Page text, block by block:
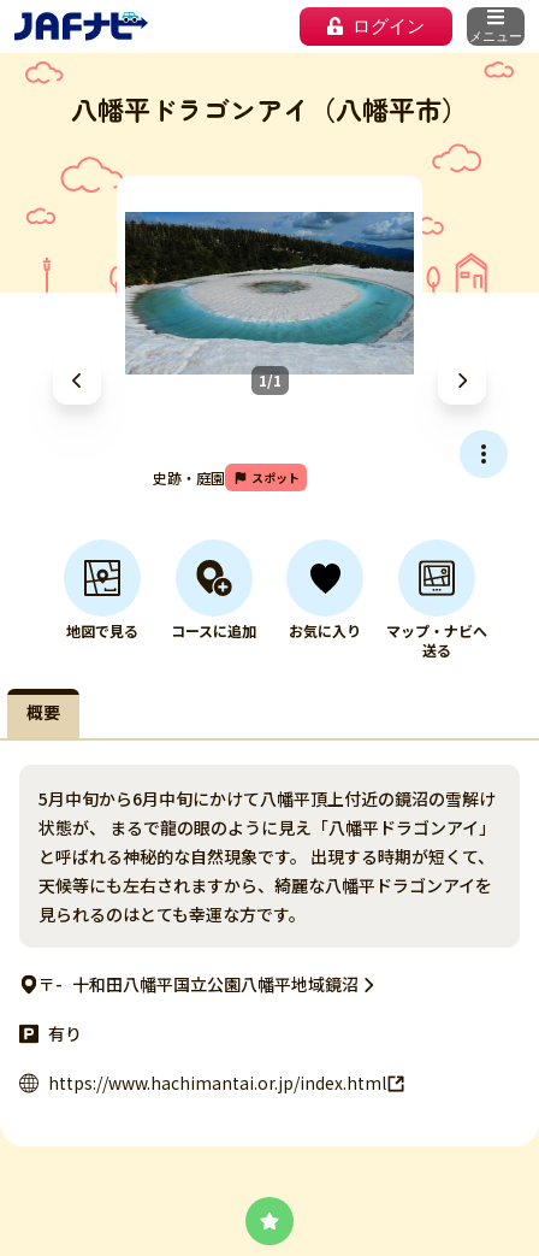
ログイン メニュー
八幡平ドラゴンアイ（八幡平市）
1/1
史跡・庭園 スポット
地図で見る コースに追加 お気に入り
マップ・ナビへ
送る
概要
5月中旬から6月中旬にかけて八幡平頂上付近の鏡沼の雪解け
状態が、 まるで龍の眼のように見え「八幡平ドラゴンアイ」
と呼ばれる神秘的な自然現象です。 出現する時期が短くて、
天候等にも左右されますから、綺麗な八幡平ドラゴンアイを
見られるのはとても幸運な方です。
〒- 十和田八幡平国立公園八幡平地域鏡沼
有り
https://www.hachimantai.or.jp/index.html